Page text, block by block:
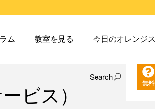
ム
スクールのプログラム
スクールピコのプログラム
教室を見る
東戸塚教室
東戸塚第２教室
今日のオレンジ
今日の東戸塚教室
Search
無
ルピコのプログラム
東戸塚第２教室
溝ノ口教室
今日の東戸塚第２教室
今日の東戸塚第４教室
ビス）